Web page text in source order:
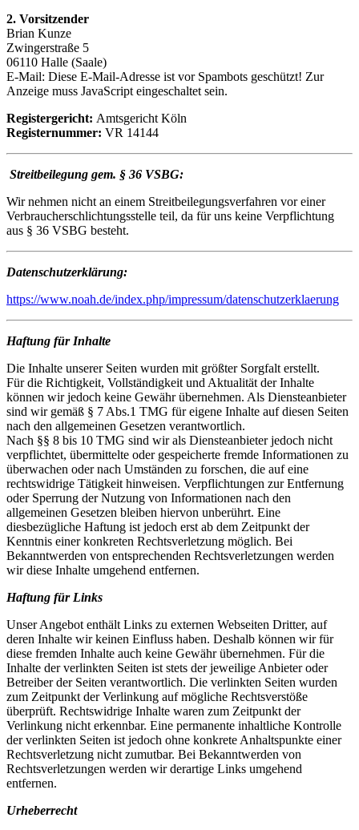
2. Vorsitzender
Brian Kunze
Zwingerstraße 5
06110 Halle (Saale)
E-Mail: Diese E-Mail-Adresse ist vor Spambots geschützt! Zur
Anzeige muss JavaScript eingeschaltet sein.
Registergericht: Amtsgericht Köln
Registernummer: VR 14144
Streitbeilegung gem. § 36 VSBG:
Wir nehmen nicht an einem Streitbeilegungsverfahren vor einer
Verbraucherschlichtungsstelle teil, da für uns keine Verpflichtung
aus § 36 VSBG besteht.
Datenschutzerklärung:
https://www.noah.de/index.php/impressum/datenschutzerklaerung
Haftung für Inhalte
Die Inhalte unserer Seiten wurden mit größter Sorgfalt erstellt.
Für die Richtigkeit, Vollständigkeit und Aktualität der Inhalte
können wir jedoch keine Gewähr übernehmen. Als Diensteanbieter
sind wir gemäß § 7 Abs.1 TMG für eigene Inhalte auf diesen Seiten
nach den allgemeinen Gesetzen verantwortlich.
Nach §§ 8 bis 10 TMG sind wir als Diensteanbieter jedoch nicht
verpflichtet, übermittelte oder gespeicherte fremde Informationen zu
überwachen oder nach Umständen zu forschen, die auf eine
rechtswidrige Tätigkeit hinweisen. Verpflichtungen zur Entfernung
oder Sperrung der Nutzung von Informationen nach den
allgemeinen Gesetzen bleiben hiervon unberührt. Eine
diesbezügliche Haftung ist jedoch erst ab dem Zeitpunkt der
Kenntnis einer konkreten Rechtsverletzung möglich. Bei
Bekanntwerden von entsprechenden Rechtsverletzungen werden
wir diese Inhalte umgehend entfernen.
Haftung für Links
Unser Angebot enthält Links zu externen Webseiten Dritter, auf
deren Inhalte wir keinen Einfluss haben. Deshalb können wir für
diese fremden Inhalte auch keine Gewähr übernehmen. Für die
Inhalte der verlinkten Seiten ist stets der jeweilige Anbieter oder
Betreiber der Seiten verantwortlich. Die verlinkten Seiten wurden
zum Zeitpunkt der Verlinkung auf mögliche Rechtsverstöße
überprüft. Rechtswidrige Inhalte waren zum Zeitpunkt der
Verlinkung nicht erkennbar. Eine permanente inhaltliche Kontrolle
der verlinkten Seiten ist jedoch ohne konkrete Anhaltspunkte einer
Rechtsverletzung nicht zumutbar. Bei Bekanntwerden von
Rechtsverletzungen werden wir derartige Links umgehend
entfernen.
Urheberrecht